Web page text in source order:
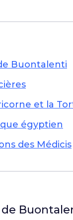
Buontalenti
et la
égyptien
des Médicis